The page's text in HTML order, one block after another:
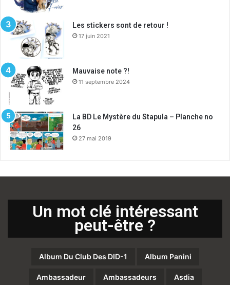
Les stickers sont de retour !
17 juin 2021
Mauvaise note ?!
11 septembre 2024
La BD Le Mystère du Stapula – Planche no
26
27 mai 2019
Un mot clé intéressant
peut-être ?
Album Du Club Des DID-1 Album Panini
Ambassadeur Ambassadeurs Asdia